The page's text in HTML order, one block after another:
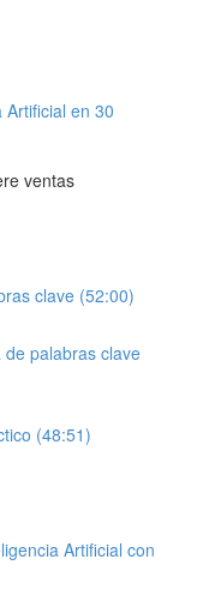
Artificial en 30
ventas
clave (52:00)
de palabras clave
(48:51)
Artificial con